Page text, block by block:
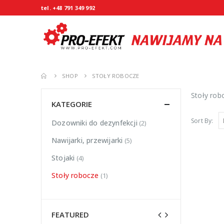
tel. +48 791 349 992
SHOP STOŁY ROBOCZE
Stoły
Sort By:
KATEGORIE
Dozowniki do dezynfekcji (2)
Nawijarki, przewijarki (5)
Stojaki (4)
Stoły robocze (1)
FEATURED